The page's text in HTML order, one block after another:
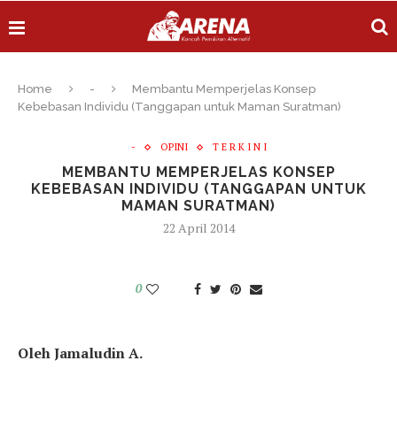
Home -
Membantu Memperjelas Konsep
Kebebasan Individu (Tanggapan untuk Maman Suratman)
- OPINI T E R K I N I
MEMBANTU MEMPERJELAS KONSEP
KEBEBASAN INDIVIDU (TANGGAPAN UNTUK
MAMAN SURATMAN)
22 April 2014
0
Oleh Jamaludin A.